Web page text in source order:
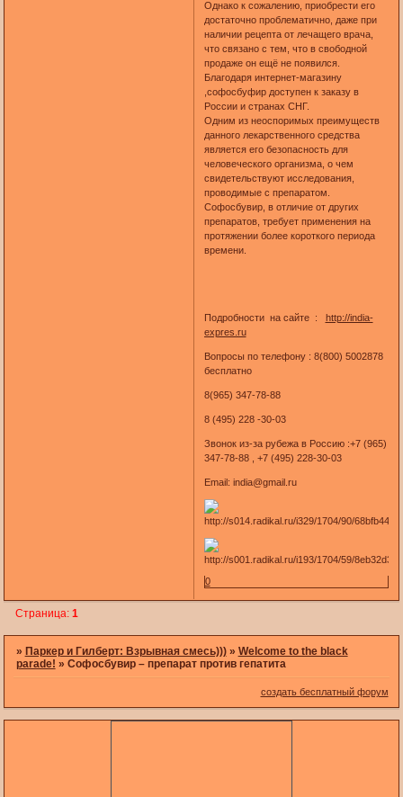
Однако к сожалению, приобрести его
достаточно проблематично, даже при
наличии рецепта от лечащего врача,
что связано с тем, что в свободной
продаже он ещё не появился.
Благодаря интернет-магазину
,софосбуфир доступен к заказу в
России и странах СНГ.
Одним из неоспоримых преимуществ
данного лекарственного средства
является его безопасность для
человеческого организма, о чем
свидетельствуют исследования,
проводимые с препаратом.
Софосбувир, в отличие от других
препаратов, требует применения на
протяжении более короткого периода
времени.
Подробности на сайте : http://india-
expres.ru
Вопросы по телефону : 8(800) 5002878
бесплатно
8(965) 347-78-88
8 (495) 228 -30-03
Звонок из-за рубежа в Россию :+7 (965)
347-78-88 , +7 (495) 228-30-03
Email: india@gmail.ru
0
Страница: 1
» Паркер и Гилберт: Взрывная смесь))) » Welcome to the black
parade! » Софосбувир – препарат против гепатита
создать бесплатный форум